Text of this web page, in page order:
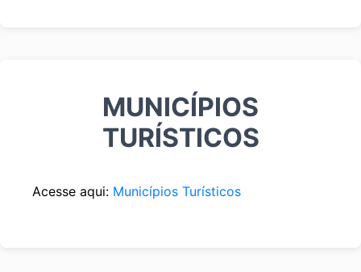
MUNICÍPIOS
TURÍSTICOS
Acesse aqui: Municípios Turísticos